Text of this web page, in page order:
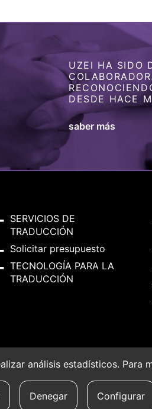
UZEI HA SIDO
DESDE HACE
saber más
SERVICIOS DE
TRADUCCIÓN
Solicitar presupuesto
TECNOLOGÍA PARA LA
TRADUCCIÓN
análisis estadísticos. Para
Denegar Configurar